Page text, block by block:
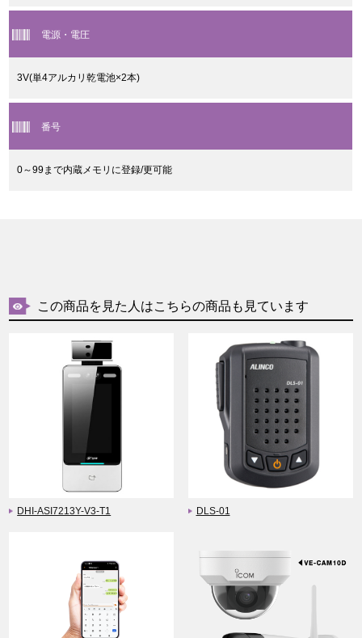
電源・電圧
3V(単4アルカリ乾電池×2本)
番号
0～99まで内蔵メモリに登録/更可能
この商品を見た人はこちらの商品も見ています
DHI-ASI7213Y-V3-T1 DLS-01